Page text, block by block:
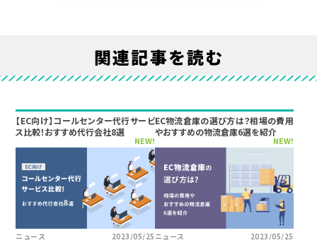
関連記事を読む
【EC向け】コールセンター代行サービ
ス比較！おすすめ代行会社8選
NEW!
ニュース 2023/05/25
EC物流倉庫の選び方は？相場の費用
やおすすめの物流倉庫6選を紹介
NEW!
ニュース 2023/05/25